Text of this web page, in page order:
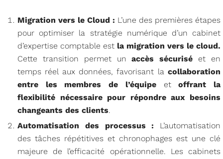
Migration vers le Cloud : L’une des premières étapes
pour optimiser la stratégie numérique d’un cabinet
d’expertise comptable est la migration vers le cloud.
Cette transition permet un accès sécurisé et en
temps réel aux données, favorisant la collaboration
entre les membres de l’équipeetoffrant la
flexibilité nécessaire pour répondre aux besoins
changeants des clients.
Automatisation des processus : L’automatisation
des tâches répétitives et chronophages est une clé
majeure de l’efficacité opérationnelle. Les cabinets